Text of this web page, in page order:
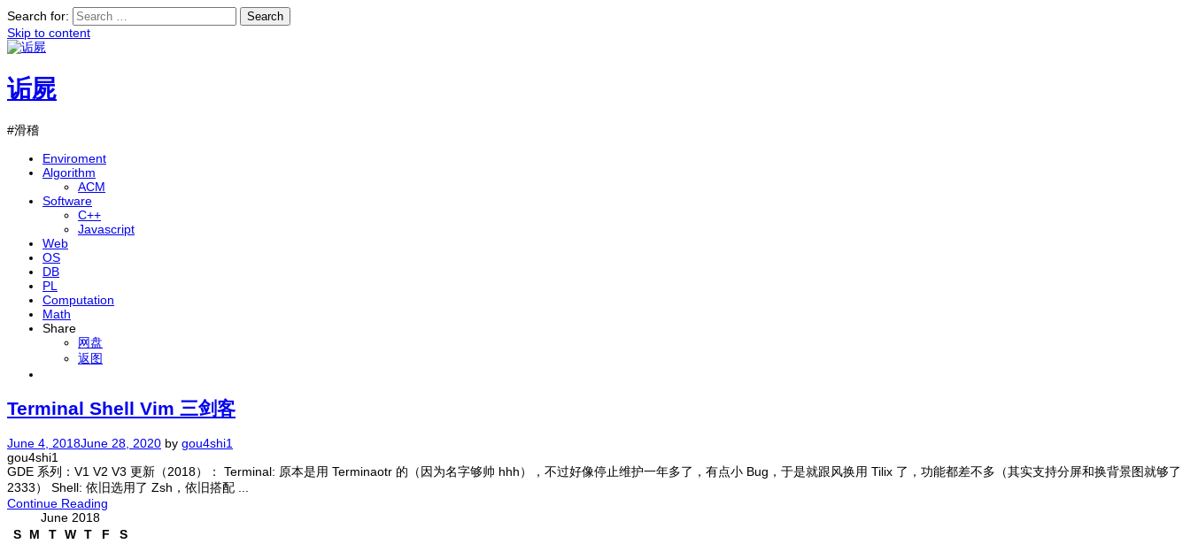
Search for:
Skip to content
诟屍
#滑稽
Enviroment
Algorithm
ACM
Software
C++
Javascript
Web
OS
DB
PL
Computation
Math
Share
网盘
返图
Terminal Shell Vim 三剑客
June 4, 2018June 28, 2020 by gou4shi1
gou4shi1
GDE 系列：V1 V2 V3 更新（2018）： Terminal: 原本是用 Terminaotr 的（因为名字够帅 hhh），不过好像停止维护一年多了，有点小 Bug，于是就跟风换用 Tilix 了，功能都差不多（其实支持分屏和换背景图就够了
2333） Shell: 依旧选用了 Zsh，依旧搭配 ...
Continue Reading
June 2018
S
M T W T F S